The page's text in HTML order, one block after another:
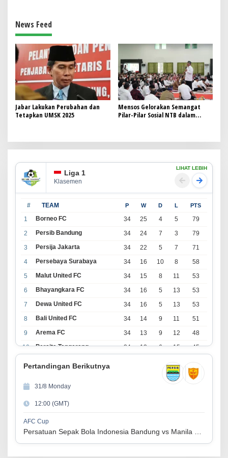
News Feed
Jabar Lakukan Perubahan dan
Tetapkan UMSK 2025
Mensos Gelorakan Semangat
Pilar-Pilar Sosial NTB dalam
Liga 1
Klasemen
LIHAT LEBIH
# TEAM P W D L PTS
1 Borneo FC 34 25 4 5
79
2
Persib Bandung 34 24 7 3
79
3
Persija Jakarta 34 22 5 7
71
4
Persebaya Surabaya 34 16 10 8
58
5
Malut United FC 34 15 8 11
53
6
Bhayangkara FC 34 16 5 13
53
7
Dewa United FC 34 16 5 13
53
8
Bali United FC 34 14 9 11
51
9
Arema FC 34 13 9 12
48
10
Persita Tangerang 34 13 6 15
45
17
39
13
Persijap Jepara
14
Madura United FC
15
PSM Makassar
16
Persis Solo 34 8 10 16
34
Pertandingan Berikutnya
31/8 Monday
12:00 (GMT)
AFC Cup